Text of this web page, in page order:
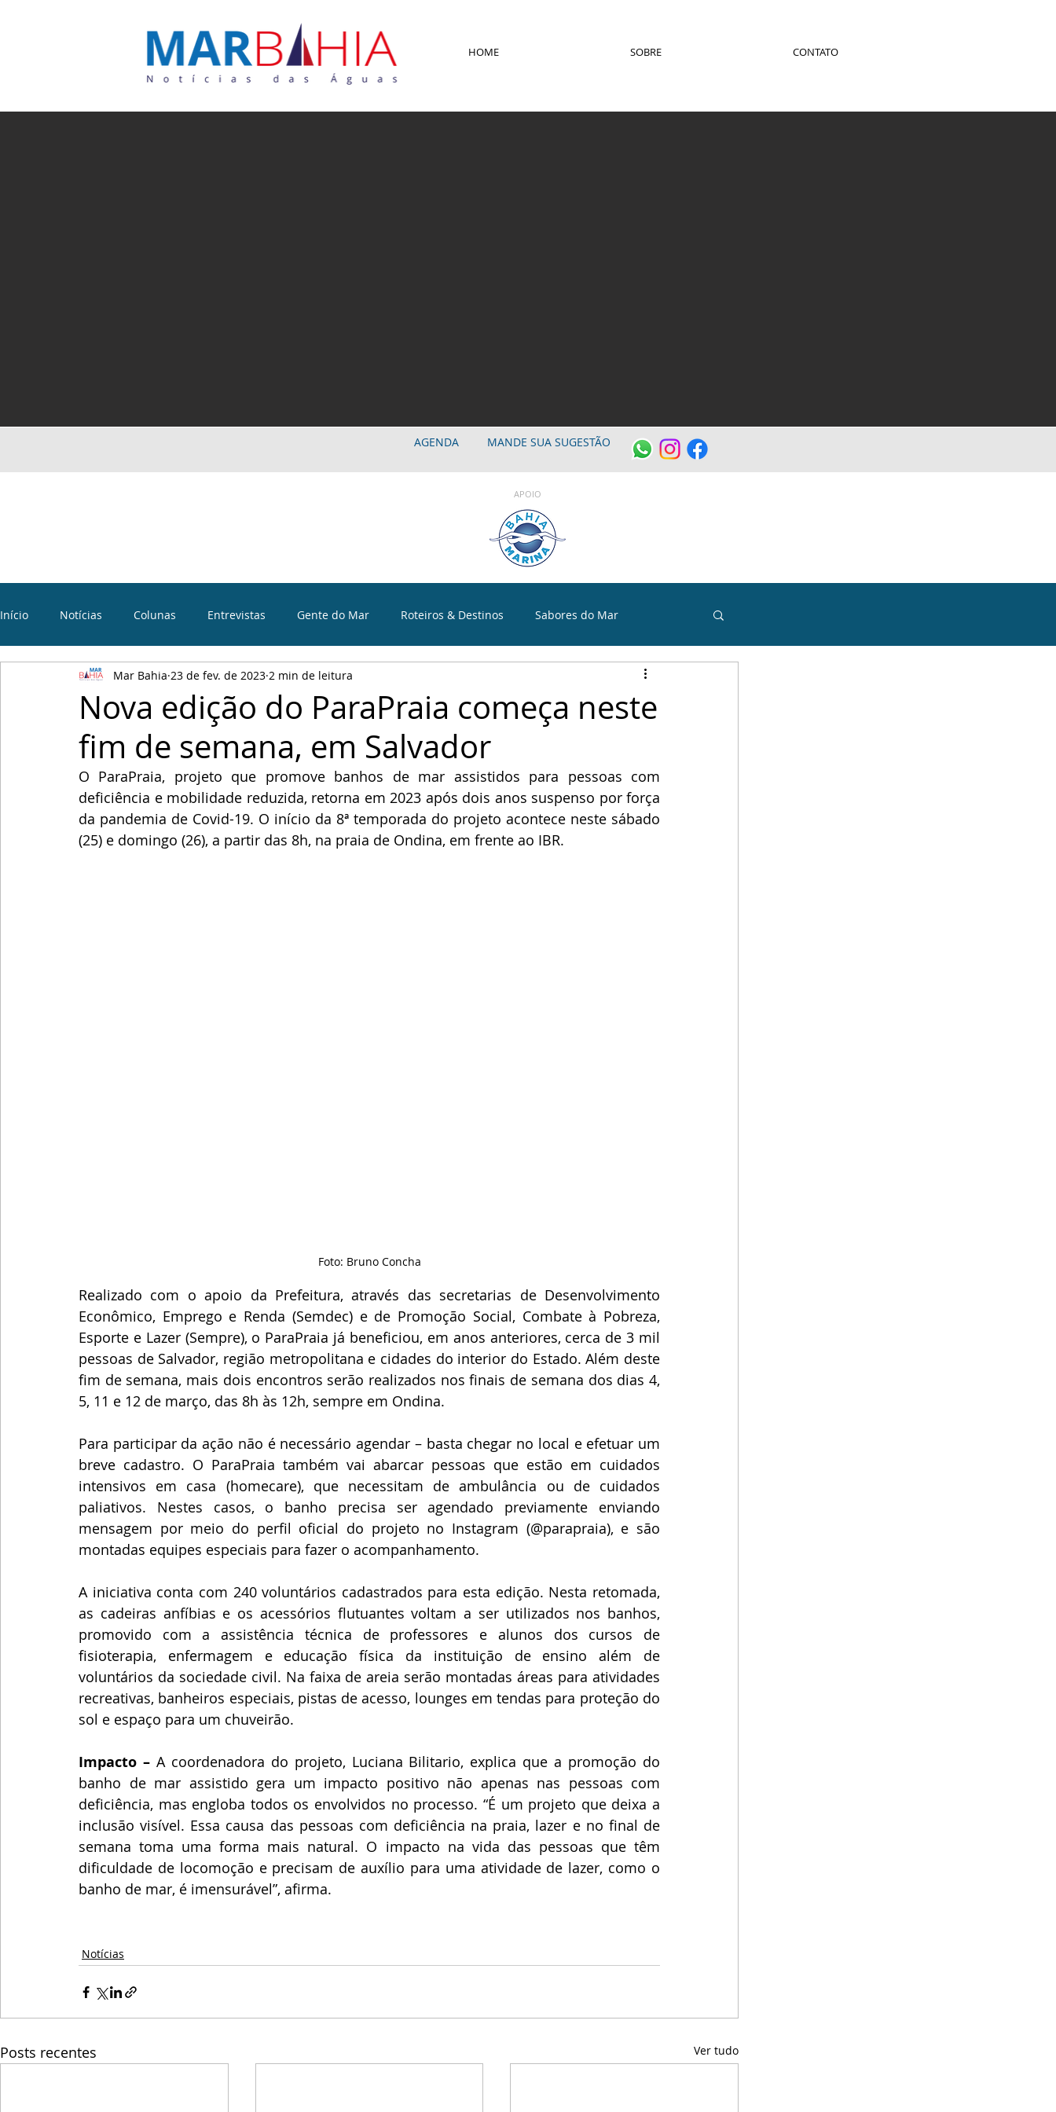
HOME SOBRE CONTATO
Início Notícias Colunas Entrevistas Gente do Mar Roteiros & Destinos Sabores do Mar
Curiosidades
Nova edição do ParaPraia começa neste
fim de semana, em Salvador
Mar Bahia 23 de fev. de 2023 2 min de leitura
O ParaPraia, projeto que promove banhos de mar assistidos para pessoas com
deficiência e mobilidade reduzida, retorna em 2023 após dois anos suspenso por força
da pandemia de Covid-19. O início da 8ª temporada do projeto acontece neste sábado
(25) e domingo (26), a partir das 8h, na praia de Ondina, em frente ao IBR.
Foto: Bruno Concha
Realizado com o apoio da Prefeitura, através das secretarias de Desenvolvimento
Econômico, Emprego e Renda (Semdec) e de Promoção Social, Combate à Pobreza,
Esporte e Lazer (Sempre), o ParaPraia já beneficiou, em anos anteriores, cerca de 3 mil
pessoas de Salvador, região metropolitana e cidades do interior do Estado. Além deste
fim de semana, mais dois encontros serão realizados nos finais de semana dos dias 4,
5, 11 e 12 de março, das 8h às 12h, sempre em Ondina.
Para participar da ação não é necessário agendar – basta chegar no local e efetuar um
breve cadastro. O ParaPraia também vai abarcar pessoas que estão em cuidados
intensivos em casa (homecare), que necessitam de ambulância ou de cuidados
paliativos. Nestes casos, o banho precisa ser agendado previamente enviando
mensagem por meio do perfil oficial do projeto no Instagram (@parapraia), e são
montadas equipes especiais para fazer o acompanhamento.
A iniciativa conta com 240 voluntários cadastrados para esta edição. Nesta retomada,
as cadeiras anfíbias e os acessórios flutuantes voltam a ser utilizados nos banhos,
promovido com a assistência técnica de professores e alunos dos cursos de
fisioterapia, enfermagem e educação física da instituição de ensino além de
voluntários da sociedade civil. Na faixa de areia serão montadas áreas para atividades
recreativas, banheiros especiais, pistas de acesso, lounges em tendas para proteção do
sol e espaço para um chuveirão.
Impacto – A coordenadora do projeto, Luciana Bilitario, explica que a promoção do
banho de mar assistido gera um impacto positivo não apenas nas pessoas com
deficiência, mas engloba todos os envolvidos no processo. “É um projeto que deixa a
inclusão visível. Essa causa das pessoas com deficiência na praia, lazer e no final de
semana toma uma forma mais natural. O impacto na vida das pessoas que têm
dificuldade de locomoção e precisam de auxílio para uma atividade de lazer, como o
banho de mar, é imensurável”, afirma.
Notícias
Posts recentes Ver tudo
AGENDA MANDE SUA SUGESTÃO
APOIO